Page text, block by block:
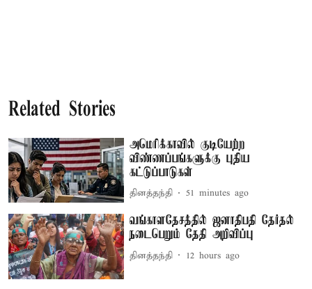
Related Stories
அமெரிக்காவில் குடியேற்ற
விண்ணப்பங்களுக்கு புதிய
கட்டுப்பாடுகள்
தினத்தந்தி 51 minutes ago
வங்காளதேசத்தில் ஜனாதிபதி தேர்தல்
நடைபெறும் தேதி அறிவிப்பு
தினத்தந்தி 12 hours ago